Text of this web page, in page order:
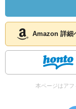
Amazon 詳細
本ページはア